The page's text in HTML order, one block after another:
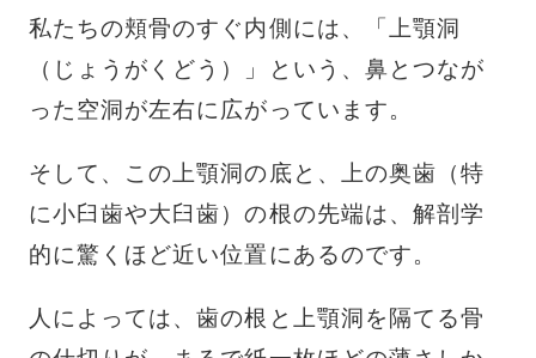
私たちの頬骨のすぐ内側には、「上顎洞
（じょうがくどう）」という、鼻とつなが
った空洞が左右に広がっています。
そして、この上顎洞の底と、上の奥歯（特
に小臼歯や大臼歯）の根の先端は、解剖学
的に驚くほど近い位置にあるのです。
人によっては、歯の根と上顎洞を隔てる骨